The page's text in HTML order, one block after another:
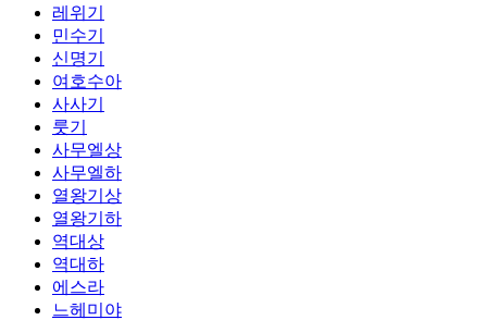
레위기
민수기
신명기
여호수아
사사기
룻기
사무엘상
사무엘하
열왕기상
열왕기하
역대상
역대하
에스라
느헤미야